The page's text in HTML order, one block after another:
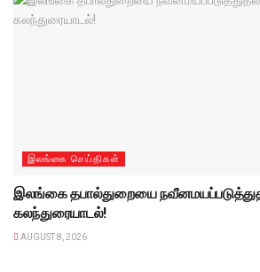
இலங்கை செய்திகள்
இலங்கை தபால்துறையை
கலந்துரையாடல்!
AUGUST 8, 2026